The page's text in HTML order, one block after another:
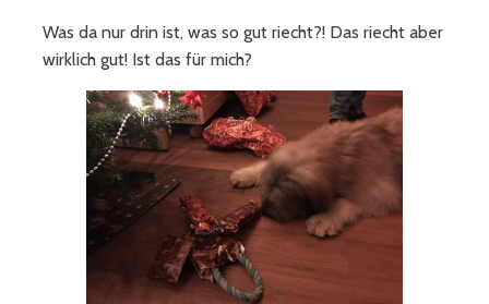
Was da nur drin ist, was so gut riecht?! Das riecht aber
wirklich gut! Ist das für mich?